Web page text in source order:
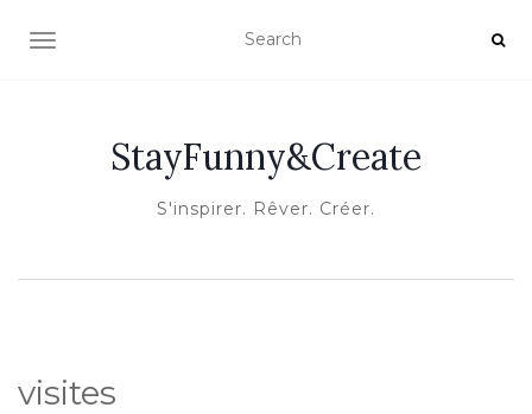
OUVRIR/FERMER LA NAVIGATION
StayFunny&Create
S'inspirer. Rêver. Créer.
visites